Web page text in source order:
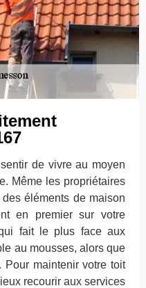
de vivre au moyen
Même les propriétaires
éléments de maison
en premier sur votre
fait le plus face aux
au mousses, alors que
Pour maintenir votre toit
recourir aux services